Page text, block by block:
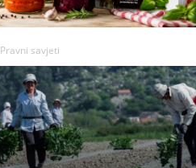
Pravni savjeti